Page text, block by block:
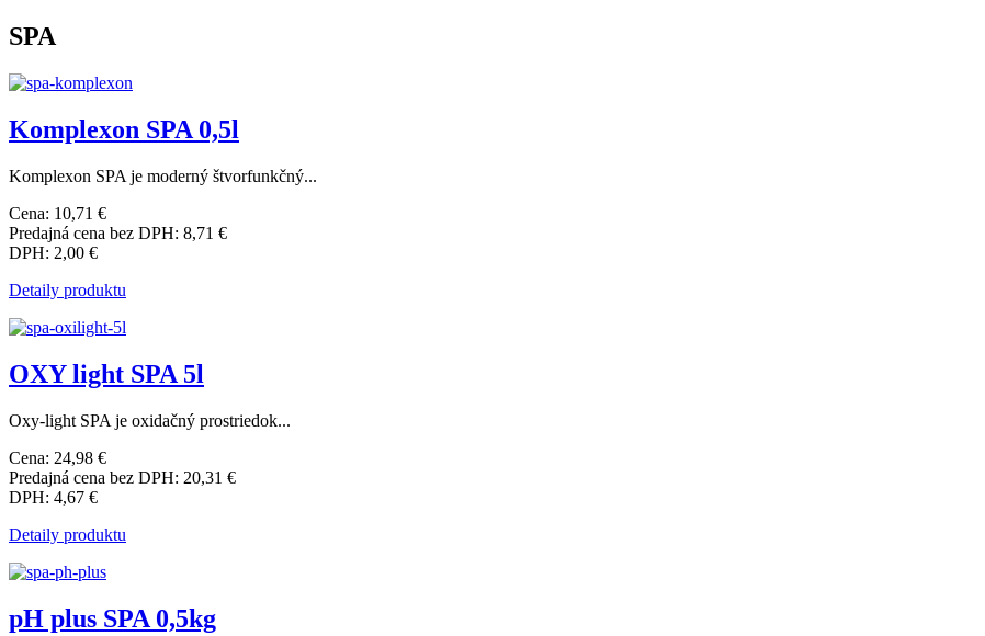
SPA
Komplexon SPA 0,5l
Komplexon SPA je moderný štvorfunkčný...
Cena: 10,71 €
Predajná cena bez DPH: 8,71 €
DPH: 2,00 €
Detaily produktu
OXY light SPA 5l
Oxy-light SPA je oxidačný prostriedok...
Cena: 24,98 €
Predajná cena bez DPH: 20,31 €
DPH: 4,67 €
Detaily produktu
pH plus SPA 0,5kg